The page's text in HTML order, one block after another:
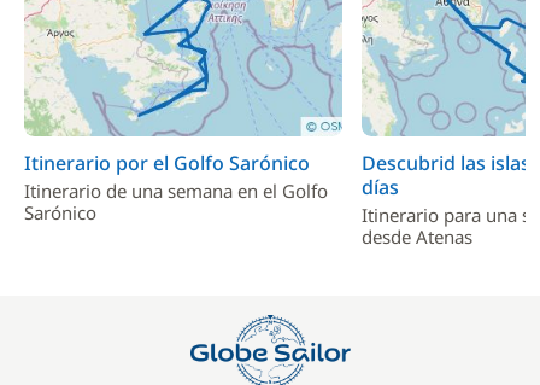
Itinerario por el Golfo Sarónico
Itinerario de una semana en el Golfo
Sarónico
Descubrid las islas
días
Itinerario para una
desde Atenas